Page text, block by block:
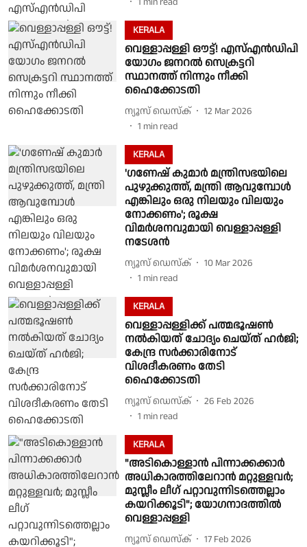
KERALA
വെള്ളാപ്പള്ളി ഔട്ട്! എസ്എൻഡിപി
യോഗം ജനറൽ സെക്രട്ടറി
സ്ഥാനത്ത് നിന്നും നീക്കി
ഹൈക്കോടതി
ന്യൂസ് ഡെസ്ക്
12 Mar 2026
1 min read
KERALA
'ഗണേഷ് കുമാർ മന്ത്രിസഭയിലെ
പുഴുക്കുത്ത്, മന്ത്രി ആവുമ്പോൾ
എങ്കിലും ഒരു നിലയും വിലയും
നോക്കണം'; രൂക്ഷ
വിമർശനവുമായി വെള്ളാപ്പള്ളി
നടേശൻ
ന്യൂസ് ഡെസ്ക്
10 Mar 2026
1 min read
KERALA
വെള്ളാപ്പള്ളിക്ക് പത്മഭൂഷണ്‍
നൽകിയത് ചോദ്യം ചെയ്ത് ഹർജി;
കേന്ദ്ര സർക്കാരിനോട്
വിശദീകരണം തേടി
ഹൈക്കോടതി
ന്യൂസ് ഡെസ്ക്
26 Feb 2026
1 min read
KERALA
"അടികൊള്ളാന്‍ പിന്നാക്കക്കാര്‍
അധികാരത്തിലേറാന്‍ മറ്റുള്ളവര്‍;
മുസ്ലീം ലീഗ് പറ്റാവുന്നിടത്തെല്ലാം
കയറിക്കൂടി"; യോഗനാദത്തില്‍
വെള്ളാപ്പള്ളി
ന്യൂസ് ഡെസ്ക്
17 Feb 2026